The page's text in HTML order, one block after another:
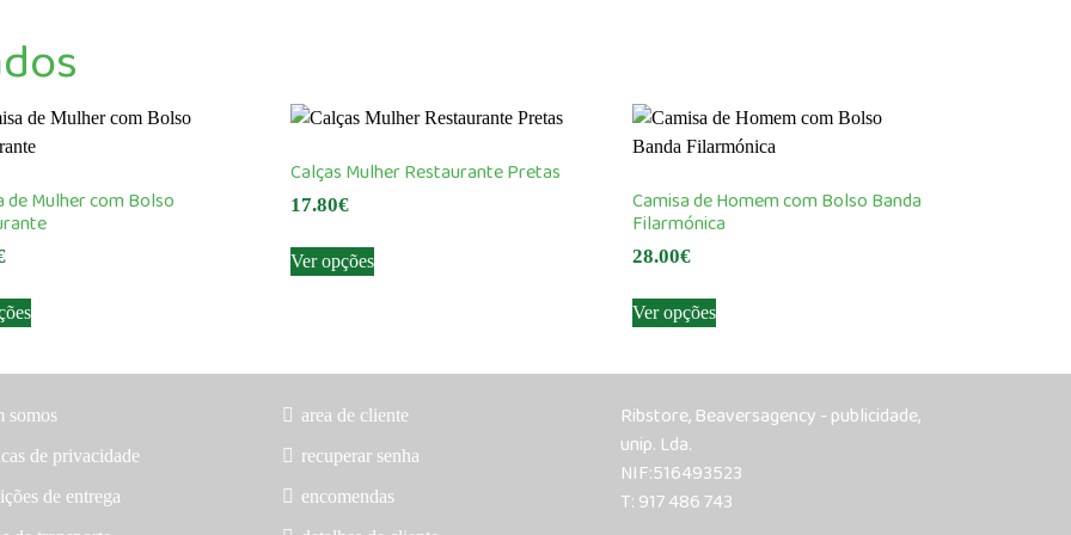
de Mulher com Bolso
product
multiple
options
may
Calças Mulher Restaurante Pretas
17.80€
Ver opçõesproduct
options
chosen
on
Camisa de Homem com Bolso Banda
Filarmónica
28.00€
Ver opçõesproduct
multiple
options
may
somos
de privacidade
de entrega
area de cliente
recuperar senha
encomendas
Ribstore, Beaversagency - publicidade,
unip. Lda.
NIF:516493523
T: 917 486 743